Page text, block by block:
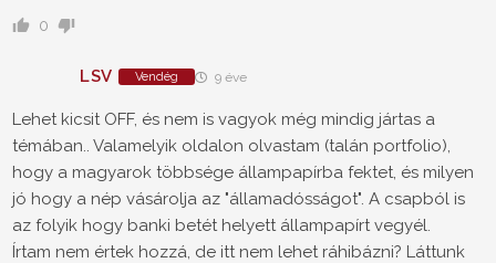
0
LSV Vendég 9 éve
Lehet kicsit OFF, és nem is vagyok még mindig jártas a
témában.. Valamelyik oldalon olvastam (talán portfolio),
hogy a magyarok többsége állampapírba fektet, és milyen
jó hogy a nép vásárolja az "államadósságot". A csapból is
az folyik hogy banki betét helyett állampapírt vegyél.
Írtam nem értek hozzá, de itt nem lehet ráhibázni? Láttunk